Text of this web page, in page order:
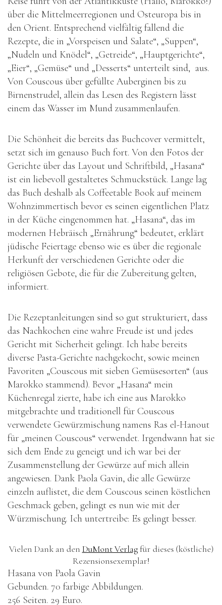
über die Mittelmeerregionen und Osteuropa bis in
den Orient. Entsprechend vielfältig fallend die
Rezepte, die in „Vorspeisen und Salate“, „Suppen“,
„Nudeln und Knödel“, „Getreide“, „Hauptgerichte“,
„Eier“, „Gemüse“ und „Desserts“ unterteilt sind, aus.
Von Couscous über gefüllte Auberginen bis zu
Birnenstrudel, allein das Lesen des Registern lässt
einem das Wasser im Mund zusammenlaufen.
Die Schönheit die bereits das Buchcover vermittelt,
setzt sich im genauso Buch fort. Von den Fotos der
Gerichte über das Layout und Schriftbild, „Hasana“
ist ein liebevoll gestaltetes Schmuckstück. Lange lag
das Buch deshalb als Coffeetable Book auf meinem
Wohnzimmertisch bevor es seinen eigentlichen Platz
in der Küche eingenommen hat. „Hasana“, das im
modernen Hebräisch „Ernährung“ bedeutet, erklärt
jüdische Feiertage ebenso wie es über die regionale
Herkunft der verschiedenen Gerichte oder die
religiösen Gebote, die für die Zubereitung gelten,
informiert.
Die Rezeptanleitungen sind so gut strukturiert, dass
das Nachkochen eine wahre Freude ist und jedes
Gericht mit Sicherheit gelingt. Ich habe bereits
diverse Pasta-Gerichte nachgekocht, sowie meinen
Favoriten „Couscous mit sieben Gemüsesorten“ (aus
Marokko stammend). Bevor „Hasana“ mein
Küchenregal zierte, habe ich eine aus Marokko
mitgebrachte und traditionell für Couscous
verwendete Gewürzmischung namens Ras el-Hanout
für „meinen Couscous“ verwendet. Irgendwann hat sie
sich dem Ende zu geneigt und ich war bei der
Zusammenstellung der Gewürze auf mich allein
angewiesen. Dank Paola Gavin, die alle Gewürze
einzeln auflistet, die dem Couscous seinen köstlichen
Geschmack geben, gelingt es nun wie mit der
Würzmischung. Ich untertreibe: Es gelingt besser.
Vielen Dank an den DuMont Verlagfür dieses (köstliche)
Rezensionsexemplar!
Hasana von Paola Gavin
Gebunden. 70 farbige Abbildungen.
256 Seiten. 29 Euro.